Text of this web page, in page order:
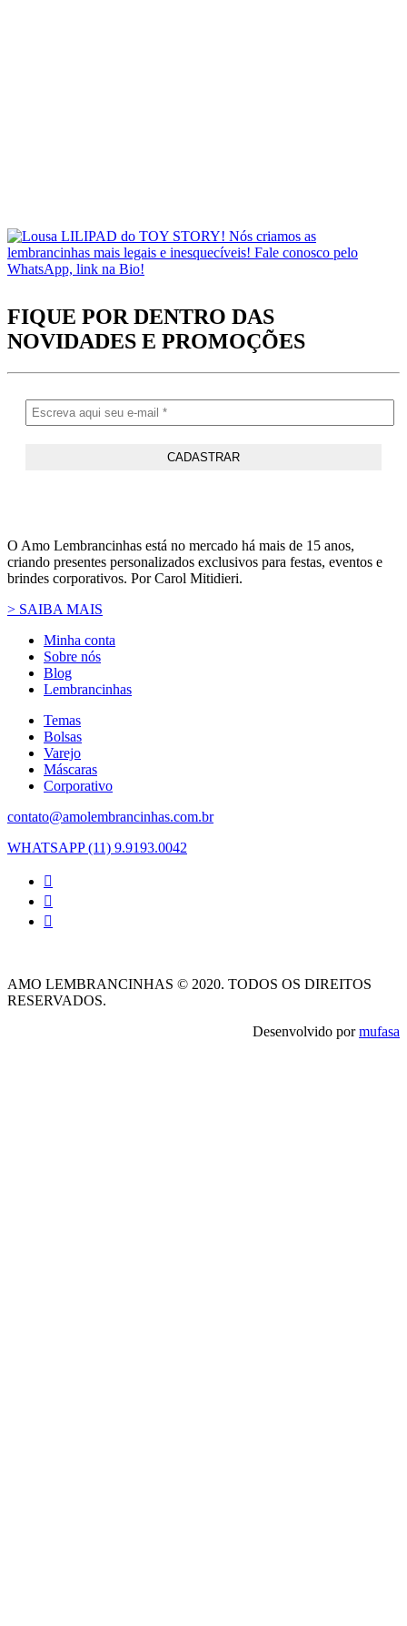
FIQUE POR DENTRO DAS
NOVIDADES E PROMOÇÕES
O Amo Lembrancinhas está no mercado há mais de 15 anos,
criando presentes personalizados exclusivos para festas, eventos e
brindes corporativos. Por Carol Mitidieri.
> SAIBA MAIS
Minha conta
Sobre nós
Blog
Lembrancinhas
Temas
Bolsas
Varejo
Máscaras
Corporativo
contato@amolembrancinhas.com.br
WHATSAPP (11) 9.9193.0042
AMO LEMBRANCINHAS © 2020. TODOS OS DIREITOS
RESERVADOS.
Desenvolvido pormufasa